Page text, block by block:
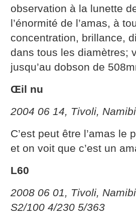
observation à la lunette
l’énormité de l’amas, à
concentration, brillance,
dans tous les diamètres;
jusqu’au dobson de
Œil nu
2004 06 14, Tivoli,
C’est peut être l’amas
et on voit que c’est un
L60
2008 06 01, Tivoli,
S2/100 4/230 5/363